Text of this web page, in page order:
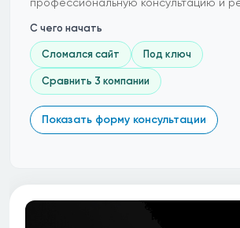
С чего начать
Сломался сайт Под ключ
Сравнить 3 компании
Показать форму консультации